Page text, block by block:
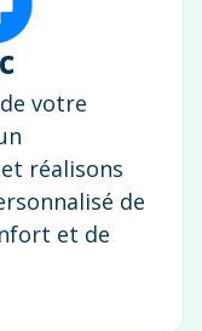
votre
réalisons
de
et de